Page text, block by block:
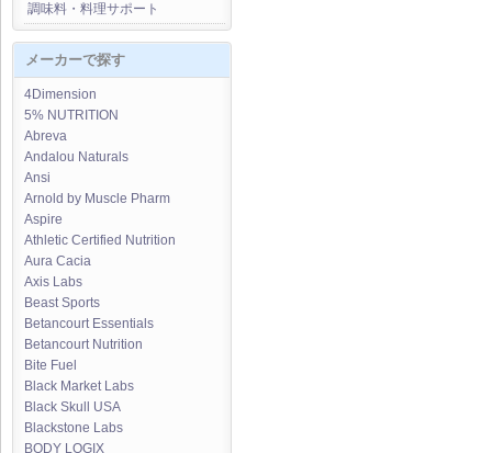
調味料・料理サポート
メーカーで探す
4Dimension
5% NUTRITION
Abreva
Andalou Naturals
Ansi
Arnold by Muscle Pharm
Aspire
Athletic Certified Nutrition
Aura Cacia
Axis Labs
Beast Sports
Betancourt Essentials
Betancourt Nutrition
Bite Fuel
Black Market Labs
Black Skull USA
Blackstone Labs
BODY LOGIX